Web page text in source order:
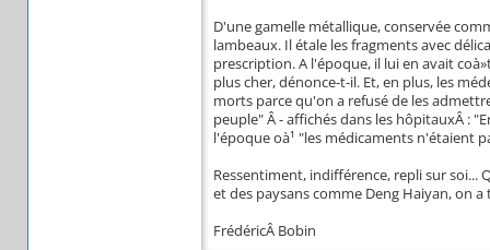
D'une gamelle métallique, conservée
lambeaux. Il étale les fragments avec
prescription. A l'époque, il lui en avait
plus cher, dénonce-t-il. Et, en plus, les
morts parce qu'on a refusé de les
peuple" Â - affichés dans les hôpitauxÂ :
l'époque oà¹ "les médicaments n'étaient
Ressentiment, indifférence, repli sur soi...
et des paysans comme Deng Haiyan, on
FrédéricÂ Bobin